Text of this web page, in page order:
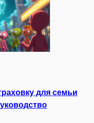
для семьи